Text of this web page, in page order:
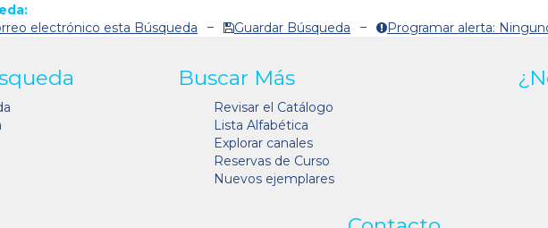
electrónico esta Búsqueda Guardar Búsqueda Programar alerta:
Buscar Más
Revisar el Catálogo
Lista Alfabética
Explorar canales
Reservas de Curso
Nuevos ejemplares